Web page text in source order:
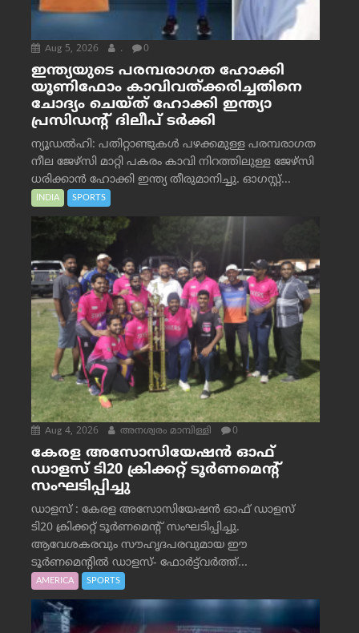
Aug 5, 2026 . 0
ഇന്ത്യയുടെ പരമ്പരാഗത ഹോക്കി
യൂണിഫോം കാവിവത്ക്കരിച്ചതിനെ
ചോദ്യം ചെയ്ത് ഹോക്കി ഇന്ത്യാ
പ്രസിഡന്റ് ദിലീപ് ടര്‍ക്കി
ന്യൂഡൽഹി: പതിറ്റാണ്ടുകൾ പഴക്കമുള്ള പരമ്പരാഗത
നീല ജേഴ്‌സി മാറ്റി പകരം കാവി നിറത്തിലുള്ള ജേഴ്‌സി
ധരിക്കാൻ ഹോക്കി ഇന്ത്യ തീരുമാനിച്ചു. ഓഗസ്റ്റ്...
INDIA SPORTS
Aug 4, 2026 അനശ്വരം മാമ്പിള്ളി 0
കേരള അസോസിയേഷൻ ഓഫ്
ഡാളസ് ടി20 ക്രിക്കറ്റ് ടൂർണമെന്റ്
സംഘടിപ്പിച്ചു
ഡാളസ് : കേരള അസോസിയേഷൻ ഓഫ് ഡാളസ്
ടി20 ക്രിക്കറ്റ് ടൂർണമെന്റ് സംഘടിപ്പിച്ചു.
ആവേശകരവും സൗഹൃദപരവുമായ ഈ
ടൂർണമെന്റിൽ ഡാളസ്- ഫോർട്ട്‌വര്‍ത്ത്...
AMERICA SPORTS